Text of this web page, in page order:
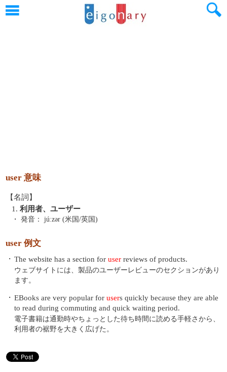
user 意味
【名詞】
1. 利用者、ユーザー
・ 発音： júːzər (米国/英国)
user 例文
・ The website has a section for user reviews of products.
ウェブサイトには、製品のユーザーレビューのセクションがあり
ます。
・ EBooks are very popular for users quickly because they are able
to read during commuting and quick waiting period.
電子書籍は通勤時やちょっとした待ち時間に読める手軽さから、
利用者の裾野を大きく広げた。